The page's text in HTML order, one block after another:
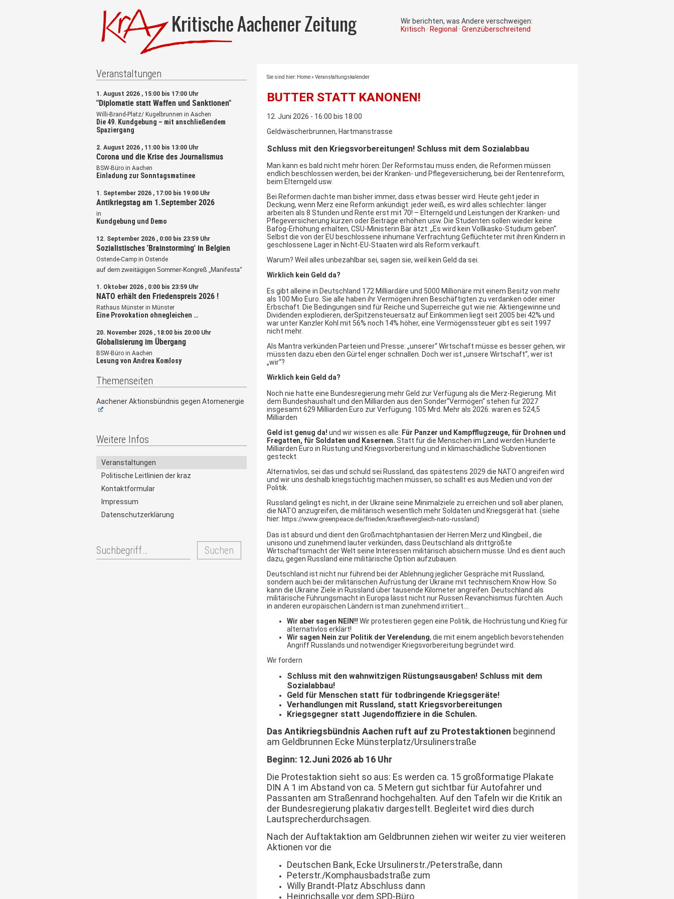
Kritische Aachener Zeitung
Wir berichten, was Andere verschweigen:
Kritisch · Regional · Grenzüberschreitend
Sie sind hier: Home» Veranstaltungskalender
BUTTER STATT KANONEN!
12. Juni 2026 - 16:00 bis 18:00
Geldwäscherbrunnen, Hartmanstrasse
Schluss mit den Kriegsvorbereitungen! Schluss mit dem Sozialabbau
Man kann es bald nicht mehr hören: Der Reformstau muss enden, die Reformen müssen
endlich beschlossen werden, bei der Kranken- und Pflegeversicherung, bei der Rentenreform,
beim Elterngeld usw.
Bei Reformen dachte man bisher immer, dass etwas besser wird. Heute geht jeder in
Deckung, wenn Merz eine Reform ankündigt: jeder weiß, es wird alles schlechter: länger
arbeiten als 8 Stunden und Rente erst mit 70! – Elterngeld und Leistungen der Kranken- und
Pflegeversicherung kürzen oder Beiträge erhöhen usw. Die Studenten sollen wieder keine
Bafög-Erhöhung erhalten, CSU-Ministerin Bär ätzt: „Es wird kein Vollkasko-Studium geben“.
Selbst die von der EU beschlossene inhumane Verfrachtung Geflüchteter mit ihren Kindern in
geschlossene Lager in Nicht-EU-Staaten wird als Reform verkauft.
Warum? Weil alles unbezahlbar sei, sagen sie, weil kein Geld da sei.
Wirklich kein Geld da?
Es gibt alleine in Deutschland 172 Milliardäre und 5000 Millionäre mit einem Besitz von mehr
als 100 Mio Euro. Sie alle haben ihr Vermögen ihren Beschäftigten zu verdanken oder einer
Erbschaft. Die Bedingungen sind für Reiche und Superreiche gut wie nie: Aktiengewinne und
Dividenden explodieren, derSpitzensteuersatz auf Einkommen liegt seit 2005 bei 42% und
war unter Kanzler Kohl mit 56% noch 14% höher, eine Vermögenssteuer gibt es seit 1997
nicht mehr.
Als Mantra verkünden Parteien und Presse: „unserer“ Wirtschaft müsse es besser gehen, wir
müssten dazu eben den Gürtel enger schnallen. Doch wer ist „unsere Wirtschaft“, wer ist
„wir“?
Wirklich kein Geld da?
Noch nie hatte eine Bundesregierung mehr Geld zur Verfügung als die Merz-Regierung. Mit
dem Bundeshaushalt und den Milliarden aus den Sonder“Vermögen“ stehen für 2027
insgesamt 629 Milliarden Euro zur Verfügung. 105 Mrd. Mehr als 2026. waren es 524,5
Milliarden
Geld ist genug da! und wir wissen es alle: Für Panzer und Kampfflugzeuge, für Drohnen und
Fregatten, für Soldaten und Kasernen. Statt für die Menschen im Land werden Hunderte
Milliarden Euro in Rüstung und Kriegsvorbereitung und in klimaschädliche Subventionen
gesteckt.
Alternativlos, sei das und schuld sei Russland, das spätestens 2029 die NATO angreifen wird
und wir uns deshalb kriegstüchtig machen müssen, so schallt es aus Medien und von der
Politik.
Russland gelingt es nicht, in der Ukraine seine Minimalziele zu erreichen und soll aber planen,
die NATO anzugreifen, die militärisch wesentlich mehr Soldaten und Kriegsgerät hat. (siehe
hier: https://www.greenpeace.de/frieden/kraeftevergleich-nato-russland)
Das ist absurd und dient den Großmachtphantasien der Herren Merz und Klingbeil., die
unisono und zunehmend lauter verkünden, dass Deutschland als drittgrößte
Wirtschaftsmacht der Welt seine Interessen militärisch absichern müsse. Und es dient auch
dazu, gegen Russland eine militärische Option aufzubauen.
Deutschland ist nicht nur führend bei der Ablehnung jeglicher Gespräche mit Russland,
sondern auch bei der militärischen Aufrüstung der Ukraine mit technischem Know How. So
kann die Ukraine Ziele in Russland über tausende Kilometer angreifen. Deutschland als
militärische Führungsmacht in Europa lässt nicht nur Russen Revanchismus fürchten. Auch
in anderen europäischen Ländern ist man zunehmend irritiert….
Wir aber sagen NEIN!! Wir protestieren gegen eine Politik, die Hochrüstung und Krieg für
alternativlos erklärt!
Wir sagen Nein zur Politik der Verelendung, die mit einem angeblich bevorstehenden
Angriff Russlands und notwendiger Kriegsvorbereitung begründet wird.
Wir fordern
Schluss mit den wahnwitzigen Rüstungsausgaben! Schluss mit dem
Sozialabbau!
Geld für Menschen statt für todbringende Kriegsgeräte!
Verhandlungen mit Russland, statt Kriegsvorbereitungen
Kriegsgegner statt Jugendoffiziere in die Schulen.
Das Antikriegsbündnis Aachen ruft auf zu Protestaktionen beginnend
am Geldbrunnen Ecke Münsterplatz/Ursulinerstraße
Beginn: 12.Juni 2026 ab 16 Uhr
Die Protestaktion sieht so aus: Es werden ca. 15 großformatige Plakate
DIN A 1 im Abstand von ca. 5 Metern gut sichtbar für Autofahrer und
Passanten am Straßenrand hochgehalten. Auf den Tafeln wir die Kritik an
der Bundesregierung plakativ dargestellt. Begleitet wird dies durch
Lautsprecherdurchsagen.
Nach der Auftaktaktion am Geldbrunnen ziehen wir weiter zu vier weiteren
Aktionen vor die
Deutschen Bank, Ecke Ursulinerstr./Peterstraße, dann
Peterstr./Komphausbadstraße zum
Willy Brandt-Platz Abschluss dann
Heinrichsalle vor dem SPD-Büro
Veranstaltungen
1. August 2026 , 15:00 bis 17:00 Uhr
"Diplomatie statt Waffen und Sanktionen"
Willi-Brand-Platz/ Kugelbrunnen in Aachen
Die 49. Kundgebung – mit anschließendem
Spaziergang
2. August 2026 , 11:00 bis 13:00 Uhr
Corona und die Krise des Journalismus
BSW-Büro in Aachen
Einladung zur Sonntagsmatinee
1. September 2026 , 17:00 bis 19:00 Uhr
Antikriegstag am 1.September 2026
in
Kundgebung und Demo
12. September 2026 , 0:00 bis 23:59 Uhr
Sozialistisches 'Brainstorming' in Belgien
Ostende-Camp in Ostende
auf dem zweitägigen Sommer-Kongreß „Manifesta“
1. Oktober 2026 , 0:00 bis 23:59 Uhr
NATO erhält den Friedenspreis 2026 !
Rathaus Münster in Münster
Eine Provokation ohnegleichen …
20. November 2026 , 18:00 bis 20:00 Uhr
Globalisierung im Übergang
BSW-Büro in Aachen
Lesung von Andrea Komlosy
Themenseiten
Aachener Aktionsbündnis gegen Atomenergie
Weitere Infos
Veranstaltungen
Politische Leitlinien der kraz
Kontaktformular
Impressum
Datenschutzerklärung
Suchen